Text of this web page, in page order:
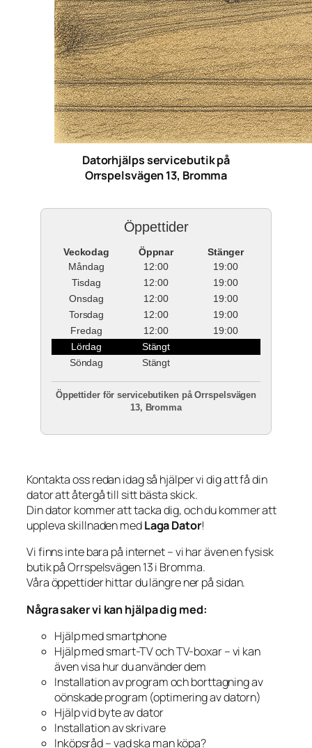
Datorhjälps servicebutik på
Orrspelsvägen 13, Bromma
Öppettider
Veckodag Öppnar
Stänger
Måndag
12:00
19:00
Tisdag
12:00
19:00
Onsdag
12:00
19:00
Torsdag
12:00
19:00
Fredag
12:00
19:00
Lördag
Stängt
Söndag
Stängt
Öppettider för servicebutiken på Orrspelsvägen
13, Bromma
Kontakta oss redan idag så hjälper vi dig att få din
dator att återgå till sitt bästa skick.
Din dator kommer att tacka dig, och du kommer att
uppleva skillnaden medLaga Dator!
Vi finns inte bara på internet – vi har även en fysisk
butik på Orrspelsvägen 13 i Bromma.
Våra öppettider hittar du längre ner på sidan.
Några saker vi kan hjälpa dig med:
Hjälp med smartphone
Hjälp med smart-TV och TV-boxar – vi kan
även visa hur du använder dem
Installation av program och borttagning av
oönskade program (optimering av datorn)
Hjälp vid byte av dator
Installation av skrivare
Inköpsråd – vad ska man köpa?